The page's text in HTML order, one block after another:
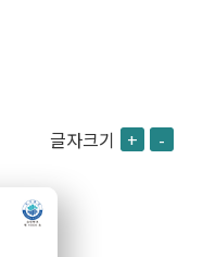
글자크기 + -